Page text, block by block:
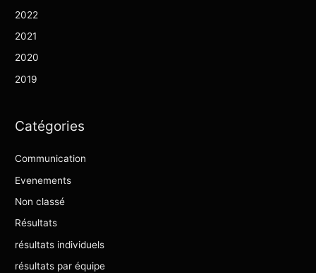
2022
2021
2020
2019
Catégories
Communication
Evenements
Non classé
Résultats
résultats individuels
résultats par équipe